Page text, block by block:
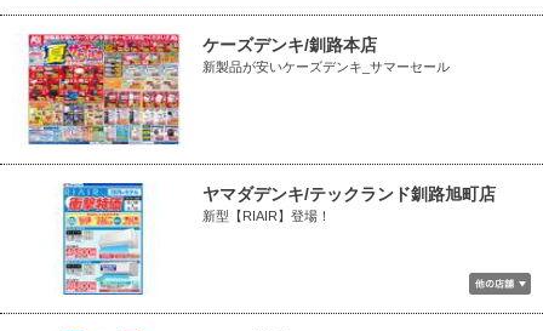
ケーズデンキ/釧路本店
新製品が安いケーズデンキ_サマーセール
ヤマダデンキ/テックランド釧路旭町店
新型【RIAIR】登場！